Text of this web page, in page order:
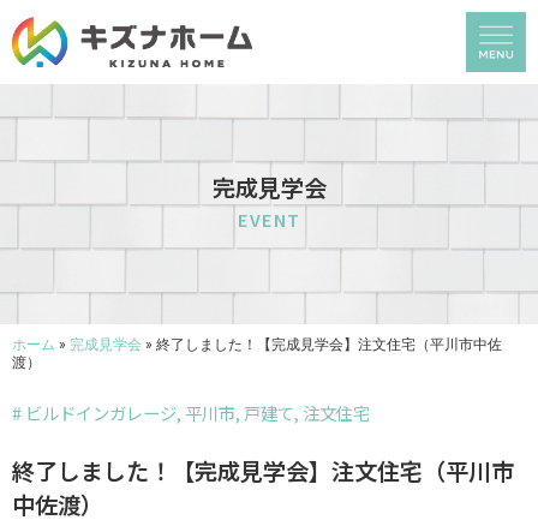
完成見学会
EVENT
ホーム » 完成見学会 » 終了しました！【完成見学会】注文住宅（平川市中佐
渡）
# ビルドインガレージ, 平川市, 戸建て, 注文住宅
終了しました！【完成見学会】注文住宅（平川市
中佐渡）